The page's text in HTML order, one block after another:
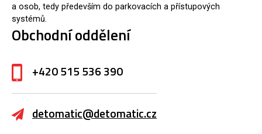
a osob, tedy především do parkovacích a přístupových
systémů.
Obchodní oddělení
+420 515 536 390
detomatic@detomatic.cz